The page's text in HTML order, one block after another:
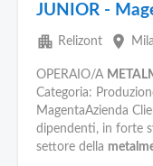
JUNIOR -
apartment Relizont place
OPERAIO/A
Categoria:
MagentaAzienda
dipendenti, in forte
settore della